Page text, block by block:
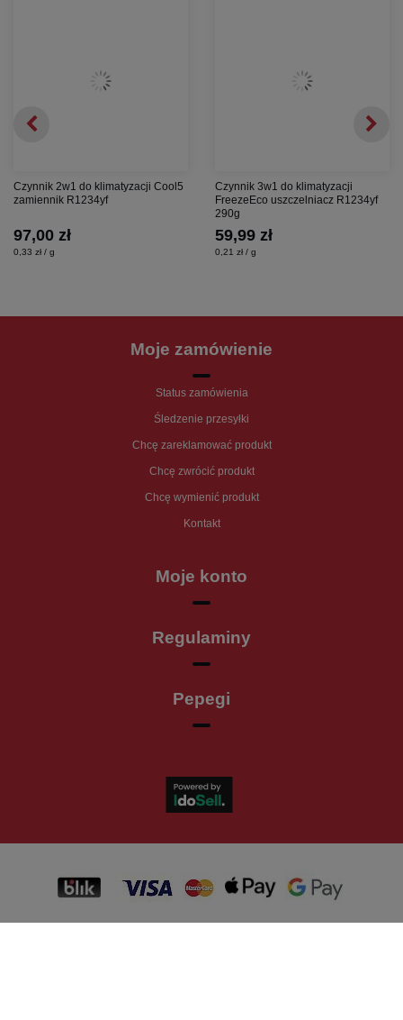
Czynnik 2w1 do klimatyzacji Cool5
zamiennik R1234yf
97,00 zł
0,33 zł / g
Czynnik 3w1 do klimatyzacji
FreezeEco uszczelniacz R1234yf
290g
59,99 zł
0,21 zł / g
Moje zamówienie
Status zamówienia
Śledzenie przesyłki
Chcę zareklamować produkt
Chcę zwrócić produkt
Chcę wymienić produkt
Kontakt
Moje konto
Regulaminy
Pepegi